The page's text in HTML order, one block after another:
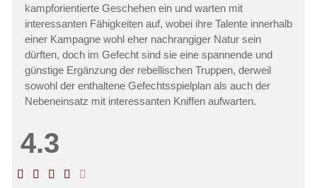
kampforientierte Geschehen ein und warten mit
interessanten Fähigkeiten auf, wobei ihre Talente innerhalb
einer Kampagne wohl eher nachrangiger Natur sein
dürften, doch im Gefecht sind sie eine spannende und
günstige Ergänzung der rebellischen Truppen, derweil
sowohl der enthaltene Gefechtsspielplan als auch der
Nebeneinsatz mit interessanten Kniffen aufwarten.
4.3